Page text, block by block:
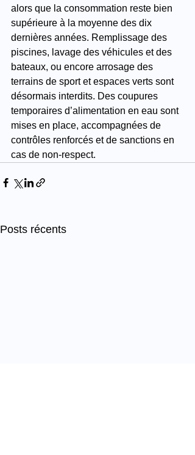
alors que la consommation reste bien
supérieure à la moyenne des dix
dernières années. Remplissage des
piscines, lavage des véhicules et des
bateaux, ou encore arrosage des
terrains de sport et espaces verts sont
désormais interdits. Des coupures
temporaires d’alimentation en eau sont
mises en place, accompagnées de
contrôles renforcés et de sanctions en
cas de non-respect.
Posts récents